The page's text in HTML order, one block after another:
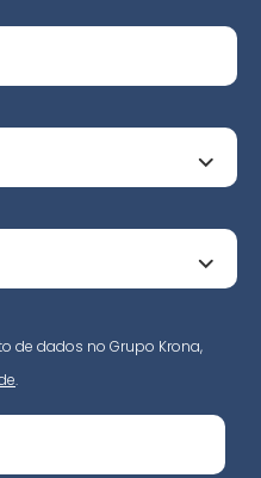
de dados no Grupo Krona,
.